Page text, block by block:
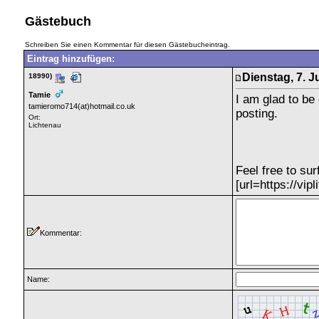
Gästebuch
Schreiben Sie einen Kommentar für diesen Gästebucheintrag.
Eintrag hinzufügen:
18990)
Tamie
tamieromo714(at)hotmail.co.uk
Ort:
Lichtenau
Dienstag, 7.
I am glad to
posting.
Feel free to
[url=https://
Kommentar:
Name: